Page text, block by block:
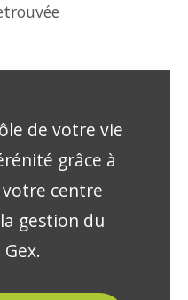
de votre vie
grâce à
centre
gestion du